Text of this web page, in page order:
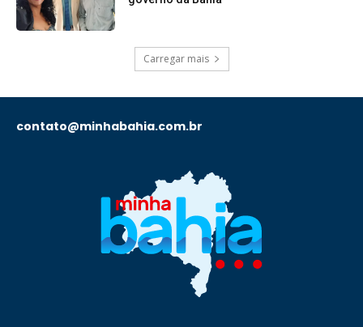
Carregar mais
contato@minhabahia.com.br